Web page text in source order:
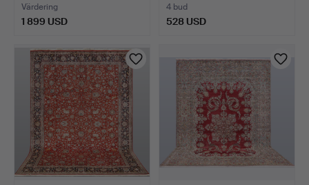
Värdering
1 899 USD
4 bud
528 USD